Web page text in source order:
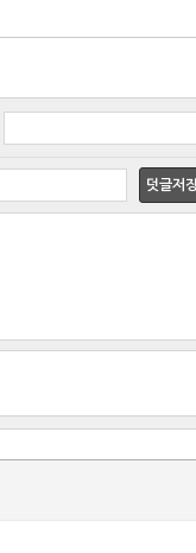
덧글저